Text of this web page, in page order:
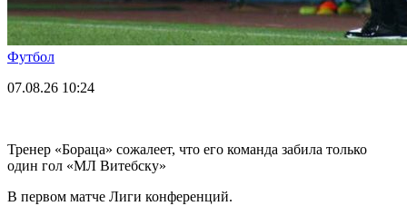
Футбол
07.08.26 10:24
Тренер «Бораца» сожалеет, что его команда забила только
один гол «МЛ Витебску»
В первом матче Лиги конференций.